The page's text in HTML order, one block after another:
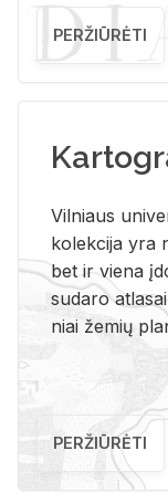
PERŽIŪRĖTI
Vil­niaus
ko­lek­ci­ja yra
bet ir vie­na
su­da­ro
niai že­mių
PERŽIŪRĖTI